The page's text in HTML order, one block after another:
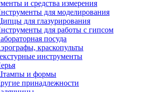
и средства измерения
для моделирования
для глазурирования
для работы с гипсом
посуда
краскопульты
инструменты
и формы
принадлежности